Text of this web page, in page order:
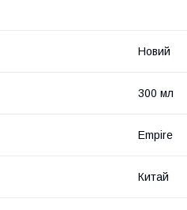
Новий
300 мл
Empire
Китай